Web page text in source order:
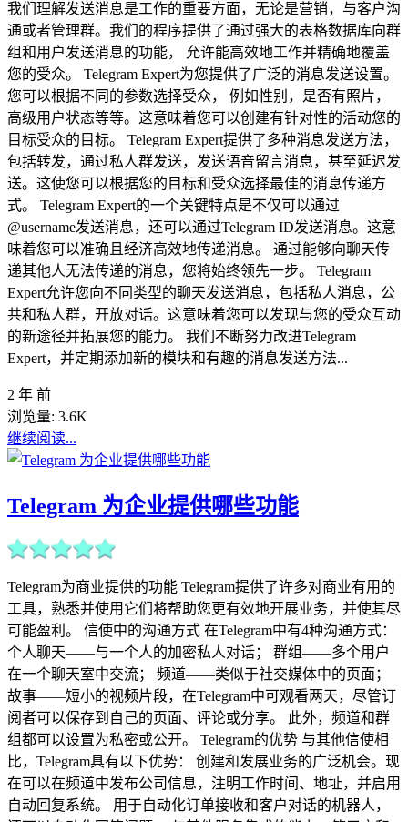
我们理解发送消息是工作的重要方面，无论是营销，与客户沟
通或者管理群。我们的程序提供了通过强大的表格数据库向群
组和用户发送消息的功能， 允许能高效地工作并精确地覆盖
您的受众。 Telegram Expert为您提供了广泛的消息发送设置。
您可以根据不同的参数选择受众， 例如性别，是否有照片，
高级用户状态等等。这意味着您可以创建有针对性的活动您的
目标受众的目标。 Telegram Expert提供了多种消息发送方法，
包括转发，通过私人群发送，发送语音留言消息，甚至延迟发
送。这使您可以根据您的目标和受众选择最佳的消息传递方
式。 Telegram Expert的一个关键特点是不仅可以通过
@username发送消息，还可以通过Telegram ID发送消息。这意
味着您可以准确且经济高效地传递消息。 通过能够向聊天传
递其他人无法传递的消息，您将始终领先一步。 Telegram
Expert允许您向不同类型的聊天发送消息，包括私人消息，公
共和私人群，开放对话。这意味着您可以发现与您的受众互动
的新途径并拓展您的能力。 我们不断努力改进Telegram
Expert，并定期添加新的模块和有趣的消息发送方法...
2 年 前
浏览量: 3.6K
继续阅读...
Telegram 为企业提供哪些功能
Telegram为商业提供的功能 Telegram提供了许多对商业有用的
工具，熟悉并使用它们将帮助您更有效地开展业务，并使其尽
可能盈利。 信使中的沟通方式 在Telegram中有4种沟通方式：
个人聊天——与一个人的加密私人对话； 群组——多个用户
在一个聊天室中交流； 频道——类似于社交媒体中的页面；
故事——短小的视频片段，在Telegram中可观看两天，尽管订
阅者可以保存到自己的页面、评论或分享。 此外，频道和群
组都可以设置为私密或公开。 Telegram的优势 与其他信使相
比，Telegram具有以下优势： 创建和发展业务的广泛机会。现
在可以在频道中发布公司信息，注明工作时间、地址，并启用
自动回复系统。 用于自动化订单接收和客户对话的机器人，